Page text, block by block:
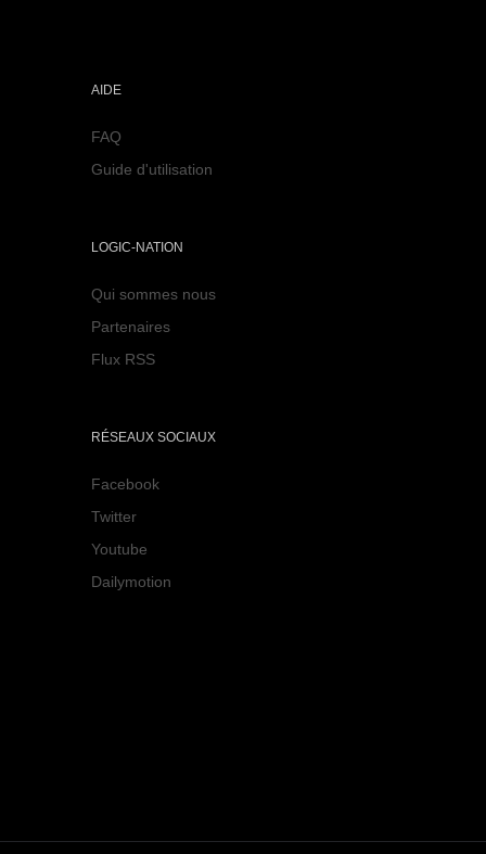
AIDE
FAQ
Guide d'utilisation
LOGIC-NATION
Qui sommes nous
Partenaires
Flux RSS
RÉSEAUX SOCIAUX
Facebook
Twitter
Youtube
Dailymotion